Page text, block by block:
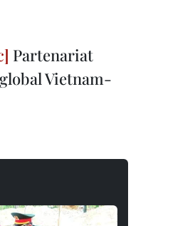
Partenariat
Vietnam-